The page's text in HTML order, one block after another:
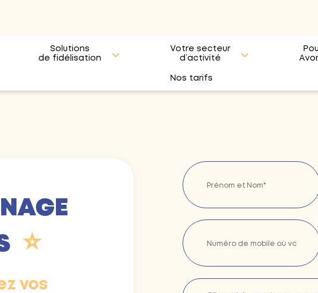
Solutions
de fidélisation
Votre secteur
d’activité
Nos tarifs
⭐️
vos